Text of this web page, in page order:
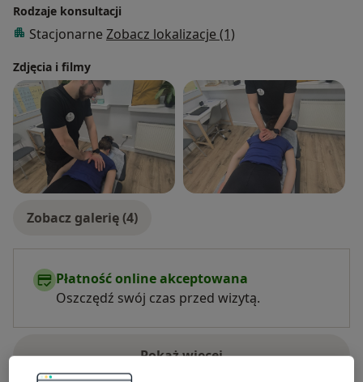
Rodzaje konsultacji
Stacjonarne Zobacz lokalizacje (1)
Zdjęcia i filmy
Zobacz galerię (4)
Płatność online akceptowana
Oszczędź swój czas przed wizytą.
Pokaż więcej